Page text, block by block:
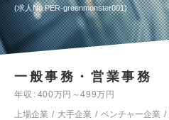
求人No.PER-greenmonster001
一般事務・営業事務
年収
400万円～499万円
上場企業
大手企業 ベンチャー企業